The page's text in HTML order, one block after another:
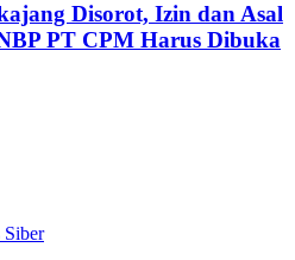
Disorot, Izin dan Asal
PT CPM Harus Dibuka
Siber